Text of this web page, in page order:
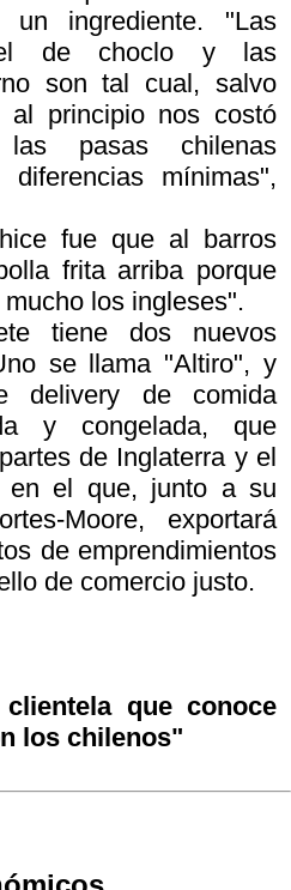
un ingrediente. "Las
de choclo y las
son tal cual, salvo
al principio nos costó
las pasas chilenas
mínimas",
fue que al barros
frita arriba porque
los ingleses".
tiene dos nuevos
se llama "Altiro", y
delivery de comida
y congelada, que
de Inglaterra y el
en el que, junto a su
Moore, exportará
de emprendimientos
de comercio justo.
que conoce
los chilenos"